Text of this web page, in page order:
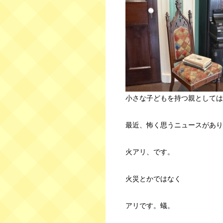
小さな子どもを持つ親としては
最近、怖く思うニュースがあ
火アリ、です。
火災とかではなく
アリです。蟻。